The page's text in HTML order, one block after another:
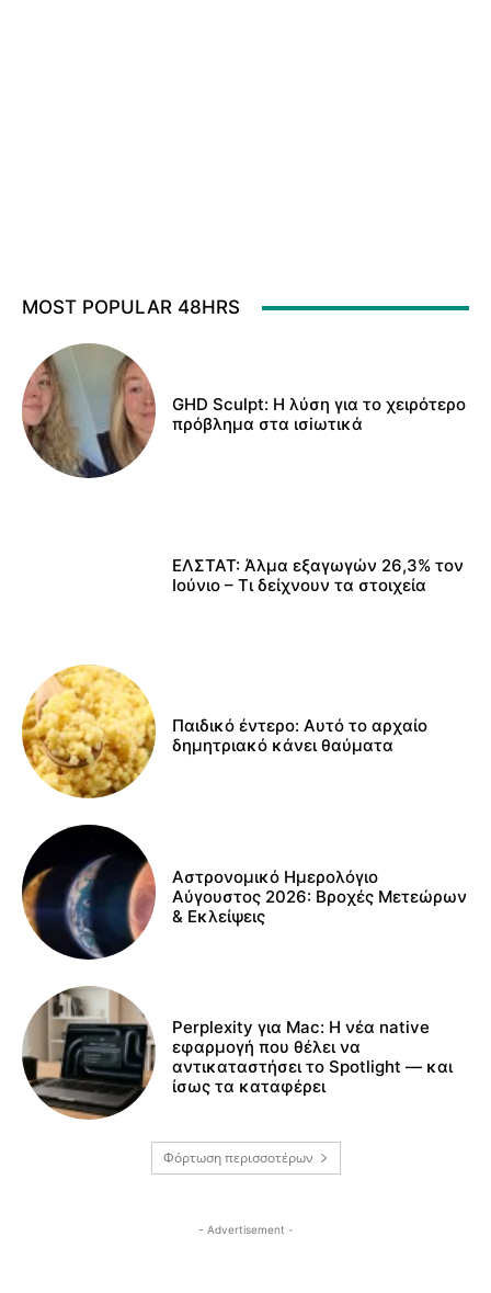
MOST POPULAR 48HRS
GHD Sculpt: Η λύση για το χειρότερο
πρόβλημα στα ισiωτικά
ΕΛΣΤΑΤ: Άλμα εξαγωγών 26,3% τον
Ιούνιο – Τι δείχνουν τα στοιχεία
Παιδικό έντερο: Αυτό το αρχαίο
δημητριακό κάνει θαύματα
Αστρονομικό Ημερολόγιο
Αύγουστος 2026: Βροχές Μετεώρων
& Εκλείψεις
Perplexity για Mac: Η νέα native
εφαρμογή που θέλει να
αντικαταστήσει το Spotlight — και
ίσως τα καταφέρει
Φόρτωση περισσοτέρων
- Advertisement -